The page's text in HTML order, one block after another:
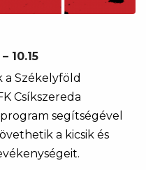
10.15
Székelyföld
Csíkszereda
segítségével
a kicsik és